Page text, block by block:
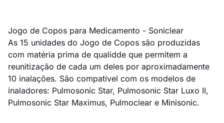
Jogo de Copos para Medicamento - Soniclear
As 15 unidades do Jogo de Copos são produzidas
com matéria prima de qualidde que permitem a
reunitização de cada um deles por aproximadamente
10 inalações. São compatível com os modelos de
inaladores: Pulmosonic Star, Pulmosonic Star Luxo II,
Pulmosonic Star Maximus, Pulmoclear e Minisonic.